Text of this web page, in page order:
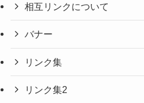
相互リンクについて
バナー
リンク集
リンク集2